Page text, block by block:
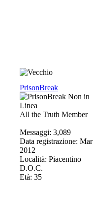
PrisonBreak
All the Truth Member
Messaggi: 3,089
Data registrazione: Mar
2012
Località: Piacentino
D.O.C.
Età: 35